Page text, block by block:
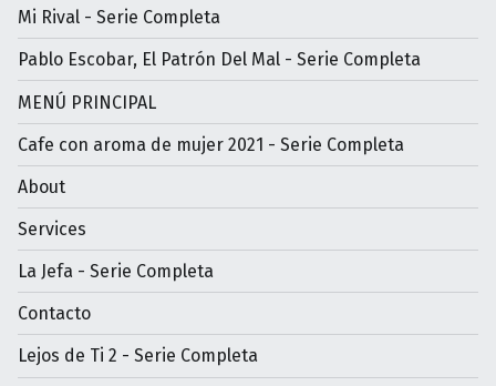
Mi Rival - Serie Completa
Pablo Escobar, El Patrón Del Mal - Serie Completa
MENÚ PRINCIPAL
Cafe con aroma de mujer 2021 - Serie Completa
About
Services
La Jefa - Serie Completa
Contacto
Lejos de Ti 2 - Serie Completa